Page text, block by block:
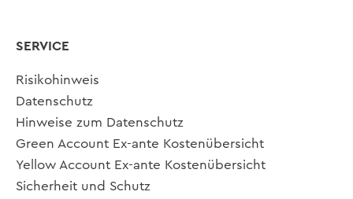
SERVICE
Risikohinweis
Datenschutz
Hinweise zum Datenschutz
Green Account Ex-ante Kostenübersicht
Yellow Account Ex-ante Kostenübersicht
Sicherheit und Schutz